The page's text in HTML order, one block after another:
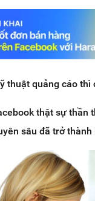
thuật quảng cáo
thật sự
sâu đã trở